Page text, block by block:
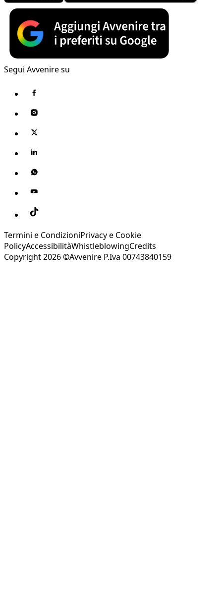
Segui Avvenire su
Termini e CondizioniPrivacy e Cookie
PolicyAccessibilitàWhistleblowingCredits
Copyright 2026 ©Avvenire P.Iva 00743840159